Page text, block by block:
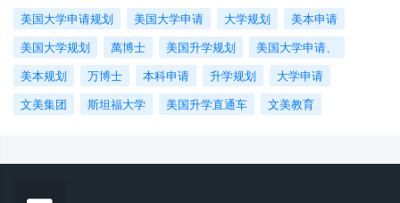
美国大学申请规划 美国大学申请 大学规划
美本申请
美国大学规划
萬博士 美国升学规划
美国大学申请、
美本规划
万博士 本科申请 升学规划
大学申请
文美集团
斯坦福大学 美国升学直通车 文美教育